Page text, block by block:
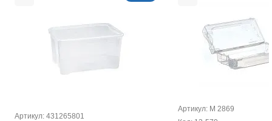
Артикул: 431265801
Артикул: М 2869